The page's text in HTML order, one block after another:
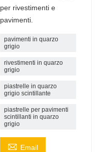
per rivestimenti e
pavimenti.
pavimenti in quarzo
grigio
rivestimenti in quarzo
grigio
piastrelle in quarzo
grigio scintillante
piastrelle per pavimenti
scintillanti in quarzo
grigio
 Email